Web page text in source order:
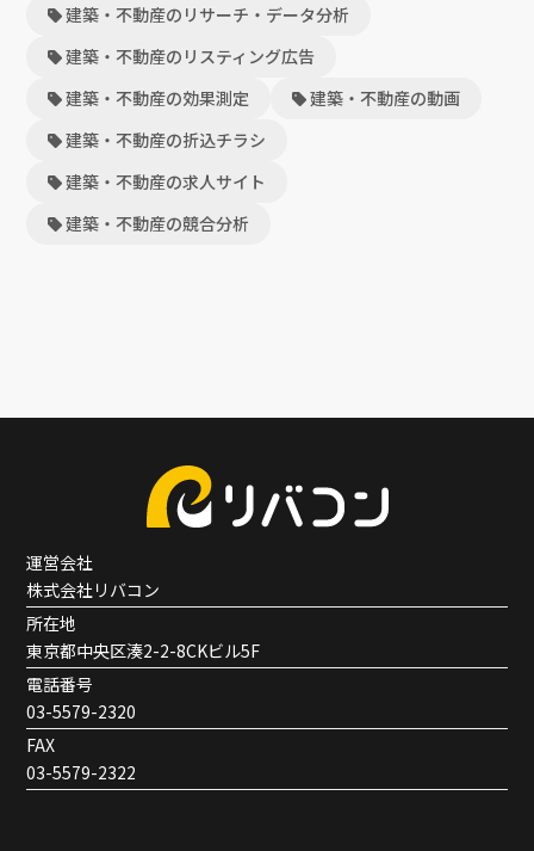
建築・不動産のリサーチ・データ分析
建築・不動産のリスティング広告
建築・不動産の効果測定
建築・不動産の動画
建築・不動産の折込チラシ
建築・不動産の求人サイト
建築・不動産の競合分析
運営会社
株式会社リバコン
所在地
東京都中央区湊2-2-8CKビル5F
電話番号
03-5579-2320
FAX
03-5579-2322